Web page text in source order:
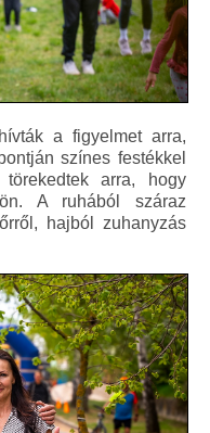
a figyelmet arra,
színes festékkel
arra, hogy
A ruhából száraz
hajból zuhanyzás